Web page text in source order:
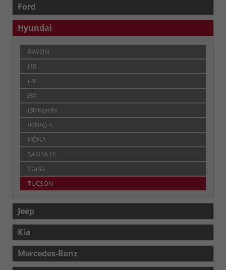
Ford
Hyundai
BAYON
i10
i20
i30
i30 Kombi
IONIQ 5
KONA
SANTA FE
Staria
TUCSON
Jeep
Kia
Mercedes-Benz